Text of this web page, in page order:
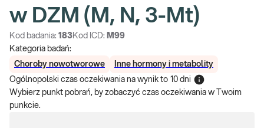
w DZM (M, N, 3-Mt)
Kod badania: 183Kod ICD: M99
Kategoria badań:
Choroby nowotworowe
Inne hormony i metabolity
Ogólnopolski czas oczekiwania na wynik to 10 dni
Wybierz punkt pobrań, by zobaczyć czas oczekiwania w Twoim
punkcie.